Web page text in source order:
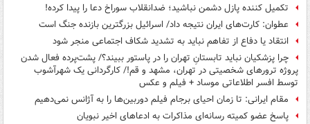
تکمیل کننده پازل دشمن نباشید؛ ضدانقلاب سوراخ دعا را پیدا کرده!
عطوان: کارت‌های ایران نتیجه داد/ اسرائیل بزرگترین بازنده جنگ است
انتقاد یا دفاع از تفاهم نباید به تشدید شکاف‌ اجتماعی منجر شود
چرا پزشکیان نباید تابستانِ تهران را در پاستور ببیند؟/ پشت‌پرده فعال شدن
پروژه ترورهای شخصیتی در تهران، مشهد و قم!/ کارگردانی یک شهرآشوب
توسط افسر اطلاعاتی موساد + فیلم و عکس
مقام ایرانی: تا زمان احیای برجام فیلم دوربین‌ها را به آژانس نمی‌دهیم
پاسخ عضو کمیته رسانه‌ای مذاکرات به ادعاهای اخیر نبویان